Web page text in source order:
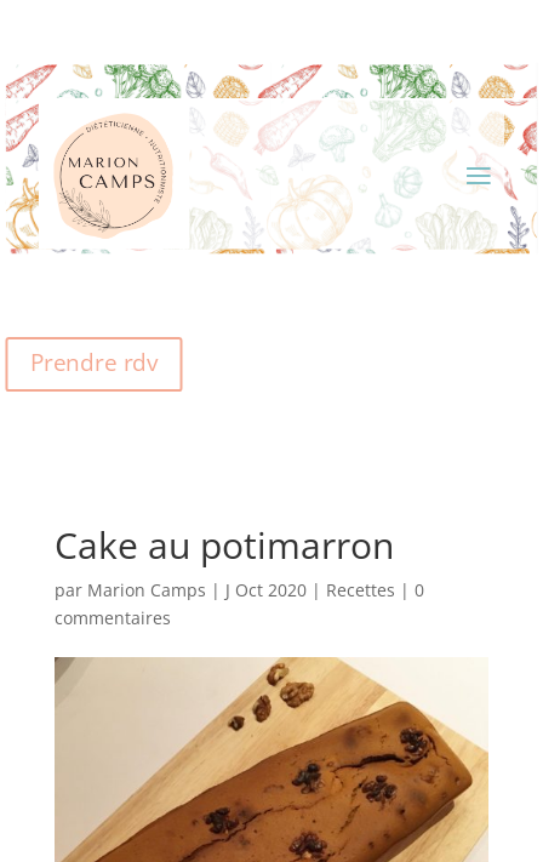
Prendre rdv
Cake au potimarron
par Marion Camps | J Oct 2020| Recettes | 0
commentaires